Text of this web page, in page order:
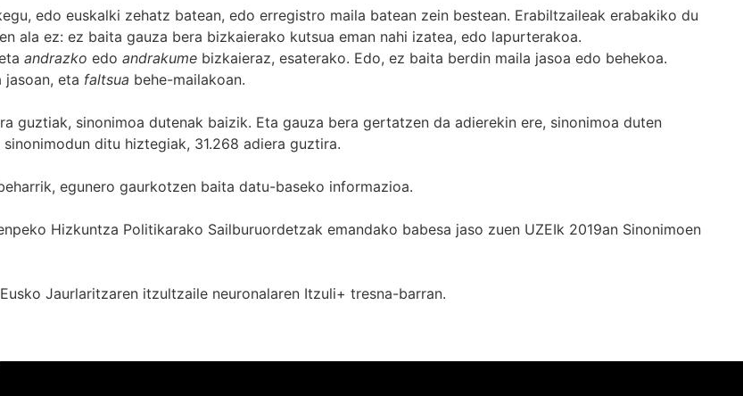
edo euskalki zehatz batean, edo erregistro maila batean zein bestean. Erabiltzaileak erabakiko du
ala ez: ez baita gauza bera bizkaierako kutsua eman nahi izatea, edo lapurterakoa.
andrazko edo andrakume bizkaieraz, esaterako. Edo, ez baita berdin maila jasoa edo behekoa.
jasoan, eta faltsua behe-mailakoan.
guztiak, sinonimoa dutenak baizik. Eta gauza bera gertatzen da adierekin ere, sinonimoa duten
ditu hiztegiak, 31.268 adiera guztira.
egunero gaurkotzen baita datu-baseko informazioa.
Hizkuntza Politikarako Sailburuordetzak emandako babesa jaso zuen UZEIk 2019an Sinonimoen
Jaurlaritzaren itzultzaile neuronalaren Itzuli+ tresna-barran.